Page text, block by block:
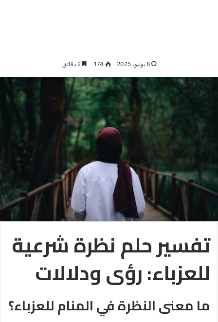
8 يونيو، 2025 174 2 دقائق
تفسير حلم نظرة شرعية
للعزباء: رؤى ودلالات
ما معنى النظرة في المنام للعزباء؟